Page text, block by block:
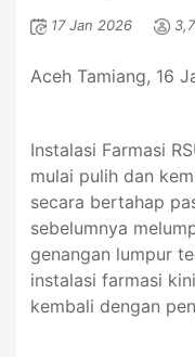
17 Jan 2026
Aceh Tamiang, 16
Instalasi Farmasi
mulai pulih dan
secara bertahap
sebelumnya
genangan lumpur
instalasi farmasi
kembali dengan